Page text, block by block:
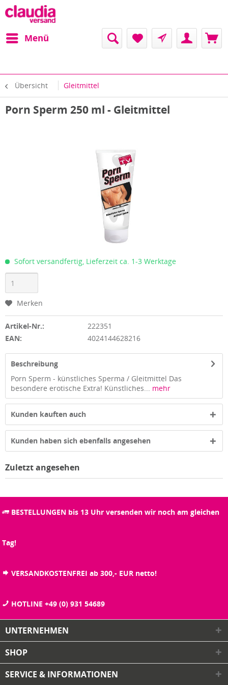
Menü
Übersicht Gleitmittel
Porn Sperm 250 ml - Gleitmittel
Sofort versandfertig, Lieferzeit ca. 1-3 Werktage
Merken
Artikel-Nr.:
222351
EAN:
4024144628216
Beschreibung
Porn Sperm - künstliches Sperma / Gleitmittel Das
besondere erotische Extra! Künstliches... mehr
Kunden kauften auch
Kunden haben sich ebenfalls angesehen
Zuletzt angesehen
BESTELLUNGEN bis 13 Uhr versenden wir noch am gleichen
Tag!
VERSANDKOSTENFREI ab 300,- EUR netto!
HOTLINE +49 (0) 931 54689
UNTERNEHMEN
SHOP
SERVICE & INFORMATIONEN